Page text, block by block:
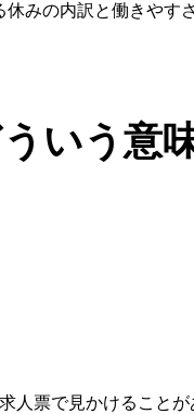
みの内訳と働きやす
いう意
人票で見かけること